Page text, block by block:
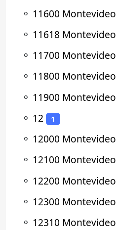
⚬ 11600 Montevideo
⚬ 11618 Montevideo
⚬ 11700 Montevideo
⚬ 11800 Montevideo
⚬ 11900 Montevideo
⚬ 12 1
⚬ 12000 Montevideo
⚬ 12100 Montevideo
⚬ 12200 Montevideo
⚬ 12300 Montevideo
⚬ 12310 Montevideo